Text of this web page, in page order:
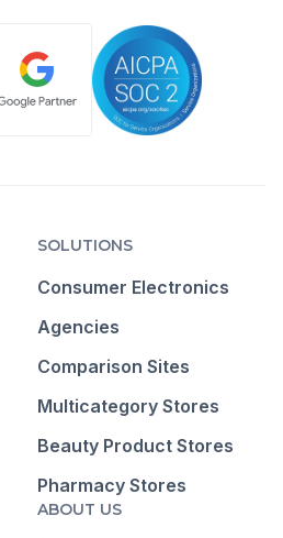
SOLUTIONS
Consumer Electronics
Agencies
Comparison Sites
Multicategory Stores
Beauty Product Stores
Pharmacy Stores
ABOUT US